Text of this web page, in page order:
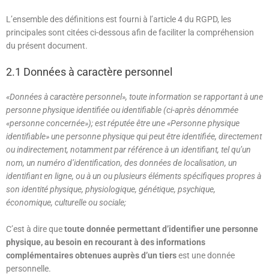
L’ensemble des définitions est fourni à l’article 4 du RGPD, les
principales sont citées ci-dessous afin de faciliter la compréhension
du présent document.
2.1 Données à caractère personnel
«Données à caractère personnel», toute information se rapportant à une
personne physique identifiée ou identifiable (ci-après dénommée
«personne concernée»); est réputée être une «Personne physique
identifiable» une personne physique qui peut être identifiée, directement
ou indirectement, notamment par référence à un identifiant, tel qu’un
nom, un numéro d’identification, des données de localisation, un
identifiant en ligne, ou à un ou plusieurs éléments spécifiques propres à
son identité physique, physiologique, génétique, psychique,
économique, culturelle ou sociale;
C’est à dire quetoute donnée permettant d’identifier une personne
physique, au besoin en recourant à des informations
complémentaires obtenues auprès d’un tiersest une donnée
personnelle.